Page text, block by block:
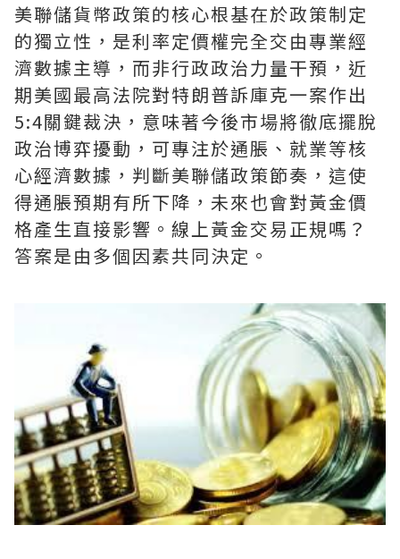
美聯儲貨幣政策的核心根基在於政策制定
的獨立性，是利率定價權完全交由專業經
濟數據主導，而非行政政治力量干預，近
期美國最高法院對特朗普訴庫克一案作出
5:4關鍵裁決，意味著今後市場將徹底擺脫
政治博弈擾動，可專注於通脹、就業等核
心經濟數據，判斷美聯儲政策節奏，這使
得通脹預期有所下降，未來也會對黃金價
格產生直接影響。線上黃金交易正規嗎？
答案是由多個因素共同決定。